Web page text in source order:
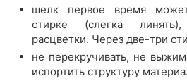
шелк первое время
стирке (слегка
расцветки. Через две-три
не перекручивать, не
испортить структуру